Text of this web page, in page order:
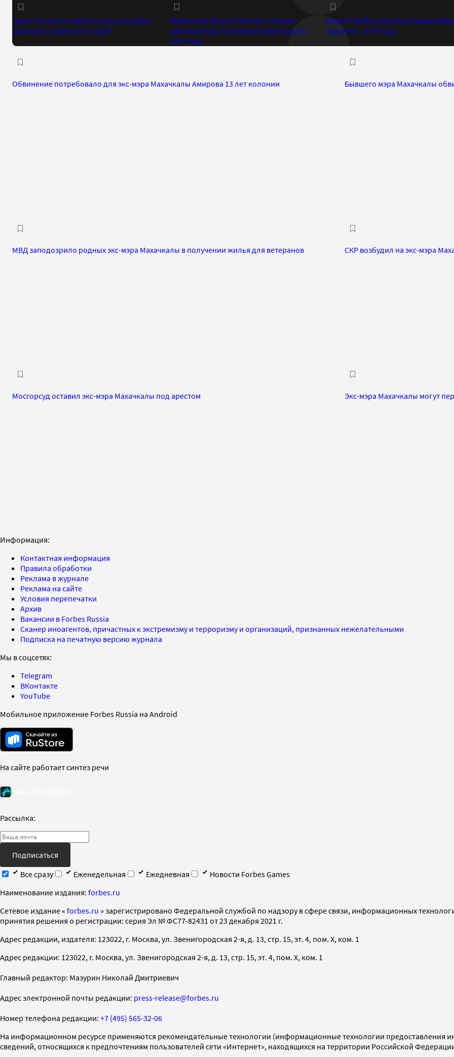
Цены на золото подскочили на слабых
данных по занятости в США
Индикатор Bank of America показал
максимальный оптимизм инвесторов с
2021 года
Акции Fujifilm пережили
падение с 1974 года
Обвинение потребовало для экс-мэра Махачкалы Амирова 13 лет колонии Бывшего мэра Махачкалы
МВД заподозрило родных экс-мэра Махачкалы в получении жилья для ветеранов СКР возбудил на экс-мэра
Мосгорсуд оставил экс-мэра Махачкалы под арестом Экс-мэра Махачкалы могут
Информация:
Контактная информация
Правила обработки
Реклама в журнале
Реклама на сайте
Условия перепечатки
Архив
Вакансии в Forbes Russia
Сканер иноагентов, причастных к экстремизму и терроризму и организаций, признанных нежелательными
Подписка на печатную версию журнала
Мы в соцсетях:
Telegram
ВКонтакте
YouTube
Мобильное приложение Forbes Russia на Android
На сайте работает синтез речи
Рассылка:
Подписаться
Все сразу
Еженедельная Ежедневная
Новости Forbes Games
Наименование издания: forbes.ru
Cетевое издание « forbes.ru » зарегистрировано Федеральной службой по надзору в сфере связи, информационных
принятия решения о регистрации: серия Эл № ФС77-82431 от 23 декабря 2021 г.
Адрес редакции, издателя: 123022, г. Москва, ул. Звенигородская 2-я, д. 13, стр. 15, эт. 4, пом. X, ком. 1
Адрес редакции: 123022, г. Москва, ул. Звенигородская 2-я, д. 13, стр. 15, эт. 4, пом. X, ком. 1
Главный редактор: Мазурин Николай Дмитриевич
Адрес электронной почты редакции: press-release@forbes.ru
Номер телефона редакции: +7 (495) 565-32-06
На информационном ресурсе применяются рекомендательные технологии (информационные технологии предоставления
сведений, относящихся к предпочтениям пользователей сети «Интернет», находящихся на территории Российской